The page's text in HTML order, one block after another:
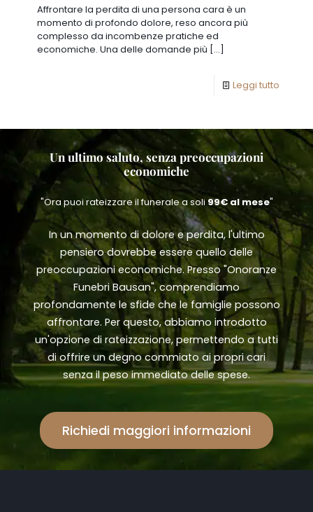
Affrontare la perdita di una persona cara è un
momento di profondo dolore, reso ancora più
complesso da incombenze pratiche ed
economiche. Una delle domande più […]
Leggi tutto
Un ultimo saluto, senza preoccupazioni
economiche
"Ora puoi rateizzare il funerale a soli 99€ al mese"
In un momento di dolore e perdita, l'ultimo
pensiero dovrebbe essere quello delle
preoccupazioni economiche. Presso "Onoranze
Funebri Bausan", comprendiamo
profondamente le sfide che le famiglie possono
affrontare. Per questo, abbiamo introdotto
un'opzione di rateizzazione, permettendo a tutti
di offrire un degno commiato ai propri cari
senza il peso immediato delle spese.
Richiedi maggiori informazioni